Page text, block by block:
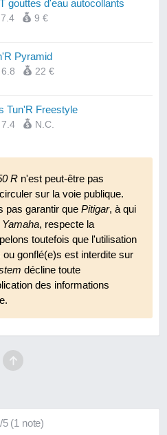
gouttes d'eau autocollants
7.4 9 €
Pyramid
6.8 22 €
Tun'R Freestyle
7.4 N.C.
8.6 10 €
poignées Conti V2
7.4 12 €
R n'est peut-être pas
sur la voie publique.
pas garantir quePitigar, à qui
Yamaha, respecte la
toutefois que l'utilisation
gonflé(e)s est interdite sur
décline toute
des informations
/5(1 note)